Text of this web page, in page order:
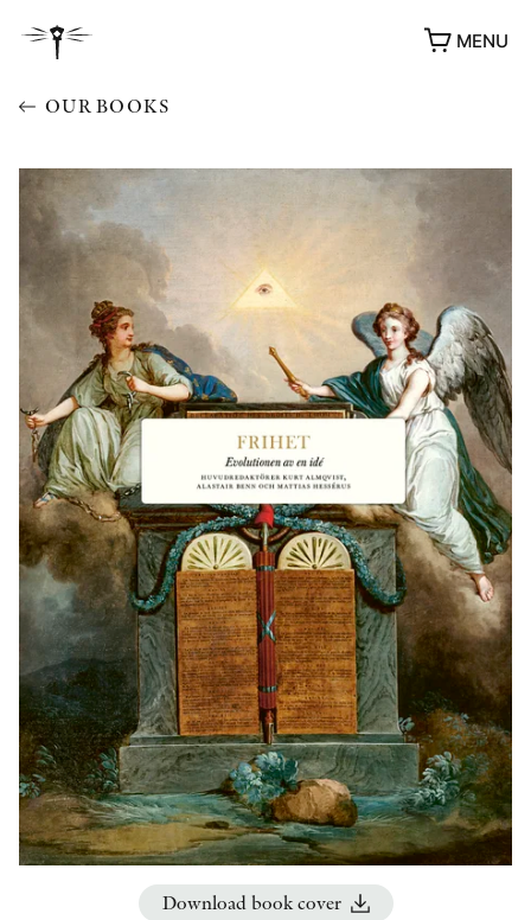
MENU
AWARDS
OTHER FORMATS
PEER REVIEW PROCESS
OUR BOOKS
Download book cover